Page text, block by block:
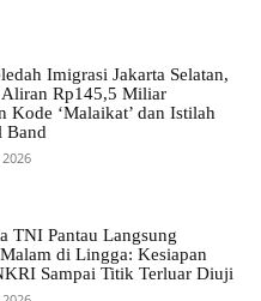
Imigrasi Jakarta Selatan,
Aliran Rp145,5 Miliar
Kode ‘Malaikat’ dan Istilah
Band
TNI Pantau Langsung
di Lingga: Kesiapan
Sampai Titik Terluar Diuji